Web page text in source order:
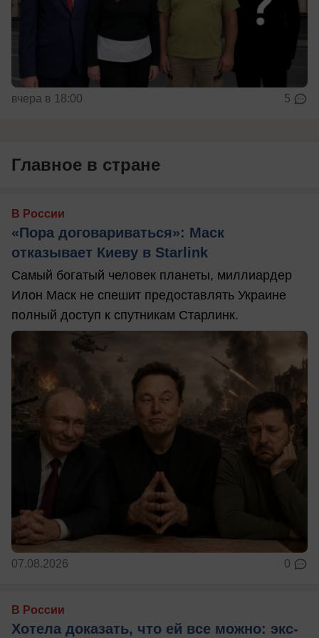
вчера в 18:00 5
Главное в стране
В России
«Пора договариваться»: Маск
отказывает Киеву в Starlink
Самый богатый человек планеты, миллиардер
Илон Маск не спешит предоставлять Украине
полный доступ к спутникам Старлинк.
07.08.2026 0
В России
Хотела доказать, что ей все можно: экс-